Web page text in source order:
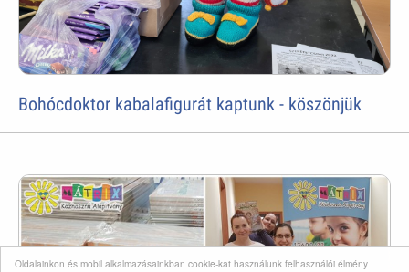
Oldalainkon és mobil alkalmazásainkban cookie-kat használunk felhasználói élmény
Bohócdoktor kabalafigurát kaptunk - köszönjük